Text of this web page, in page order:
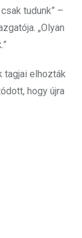
tudunk” –
„Olyan
tagjai elhozták
hogy újra